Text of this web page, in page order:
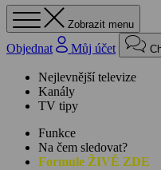
Zobrazit menu
Objednat Můj účet
Nejlevnější televize
Kanály
TV tipy
Funkce
Na čem sledovat?
Formule ŽIVĚ ZDE